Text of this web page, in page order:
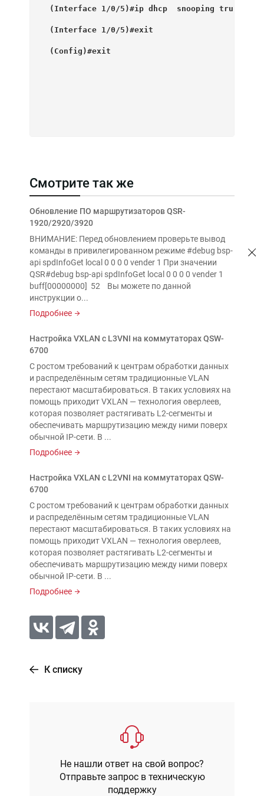
(Interface 1/0/5)#ip dhcp  snooping trust
(Interface 1/0/5)#exit
(Config)#exit
Смотрите так же
Обновление ПО маршрутизаторов QSR-
1920/2920/3920
ВНИМАНИЕ: Перед обновлением проверьте вывод
команды в привилегированном режиме #debug bsp-
api spdInfoGet local 0 0 0 0 vender 1 При значении
QSR#debug bsp-api spdInfoGet local 0 0 0 0 vender 1
buff[00000000] 52 Вы можете по данной
инструкции о...
Подробнее
Настройка VXLAN с L3VNI на коммутаторах QSW-
6700
С ростом требований к центрам обработки данных
и распределённым сетям традиционные VLAN
перестают масштабироваться. В таких условиях на
помощь приходит VXLAN — технология оверлеев,
которая позволяет растягивать L2-сегменты и
обеспечивать маршрутизацию между ними поверх
обычной IP-сети. В ...
Подробнее
Настройка VXLAN с L2VNI на коммутаторах QSW-
6700
С ростом требований к центрам обработки данных
и распределённым сетям традиционные VLAN
перестают масштабироваться. В таких условиях на
помощь приходит VXLAN — технология оверлеев,
которая позволяет растягивать L2-сегменты и
обеспечивать маршрутизацию между ними поверх
обычной IP-сети. В ...
Подробнее
К списку
Не нашли ответ на свой вопрос?
Отправьте запрос в техническую
поддержку